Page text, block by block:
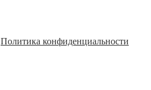
Политика конфиденциальности